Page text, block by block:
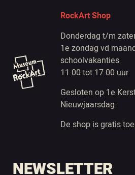
RockArt Shop
Donderdag t/m
1e zondag vd
schoolvakanties
11.00 tot 17.00 uur
Gesloten op 1e
Nieuwjaarsdag.
De shop is gratis
NEWSLETTER